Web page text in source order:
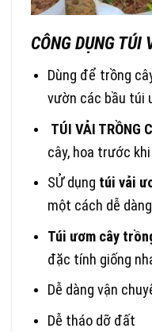
CÔNG DỤNG TÚI
Dùng để trồng
vườn các bầu túi
TÚI VẢI TRỒNG
cây, hoa trước
SỬ dụng túi vải
một cách dễ dàng
Túi ươm cây
đặc tính giống
Dễ dàng vận
Dễ tháo dỡ đất